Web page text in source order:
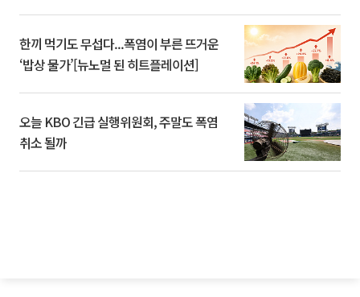
한끼 먹기도 무섭다...폭염이 부른 뜨거운
‘밥상 물가’[뉴노멀 된 히트플레이션]
오늘 KBO 긴급 실행위원회, 주말도 폭염
취소 될까